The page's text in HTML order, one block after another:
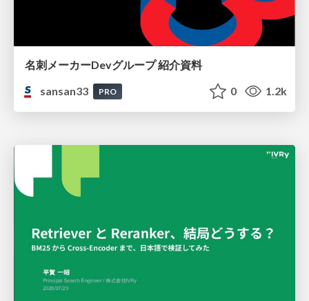
名刺メーカーDevグループ 紹介資料
sansan33
PRO 0 1.2k